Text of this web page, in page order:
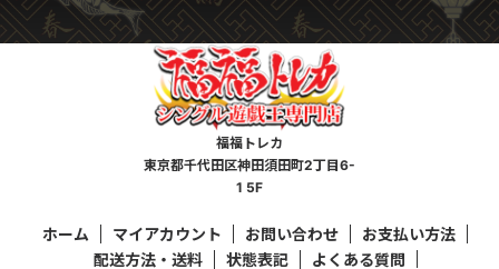
福福トレカ
東京都千代田区神田須田町2丁目6-
1 5F
ホーム マイアカウント お問い合わせ
お支払い方法
配送方法・送料
状態表記 よくある質問